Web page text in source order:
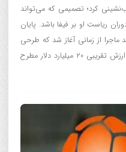
کرد؛ تصمیمی که می‌تواند
ریاست او بر فیفا باشد. پایان
از زمانی آغاز شد که طرحی
برای ایجاد یک مجموعه تجاری جدید با ارزش تقریبی ۲۰ میلیارد دلار مطرح